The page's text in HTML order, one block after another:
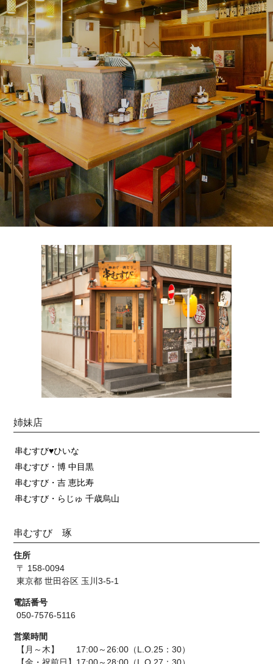
姉妹店
串むすび♥ひいな
串むすび・博 中目黒
串むすび・吉 恵比寿
串むすび・らじゅ 千歳烏山
串むすび 琢
住所
〒 158-0094
東京都 世田谷区 玉川3-5-1
電話番号
050-7576-5116
営業時間
【月～木】 17:00～26:00（L.O.25：30）